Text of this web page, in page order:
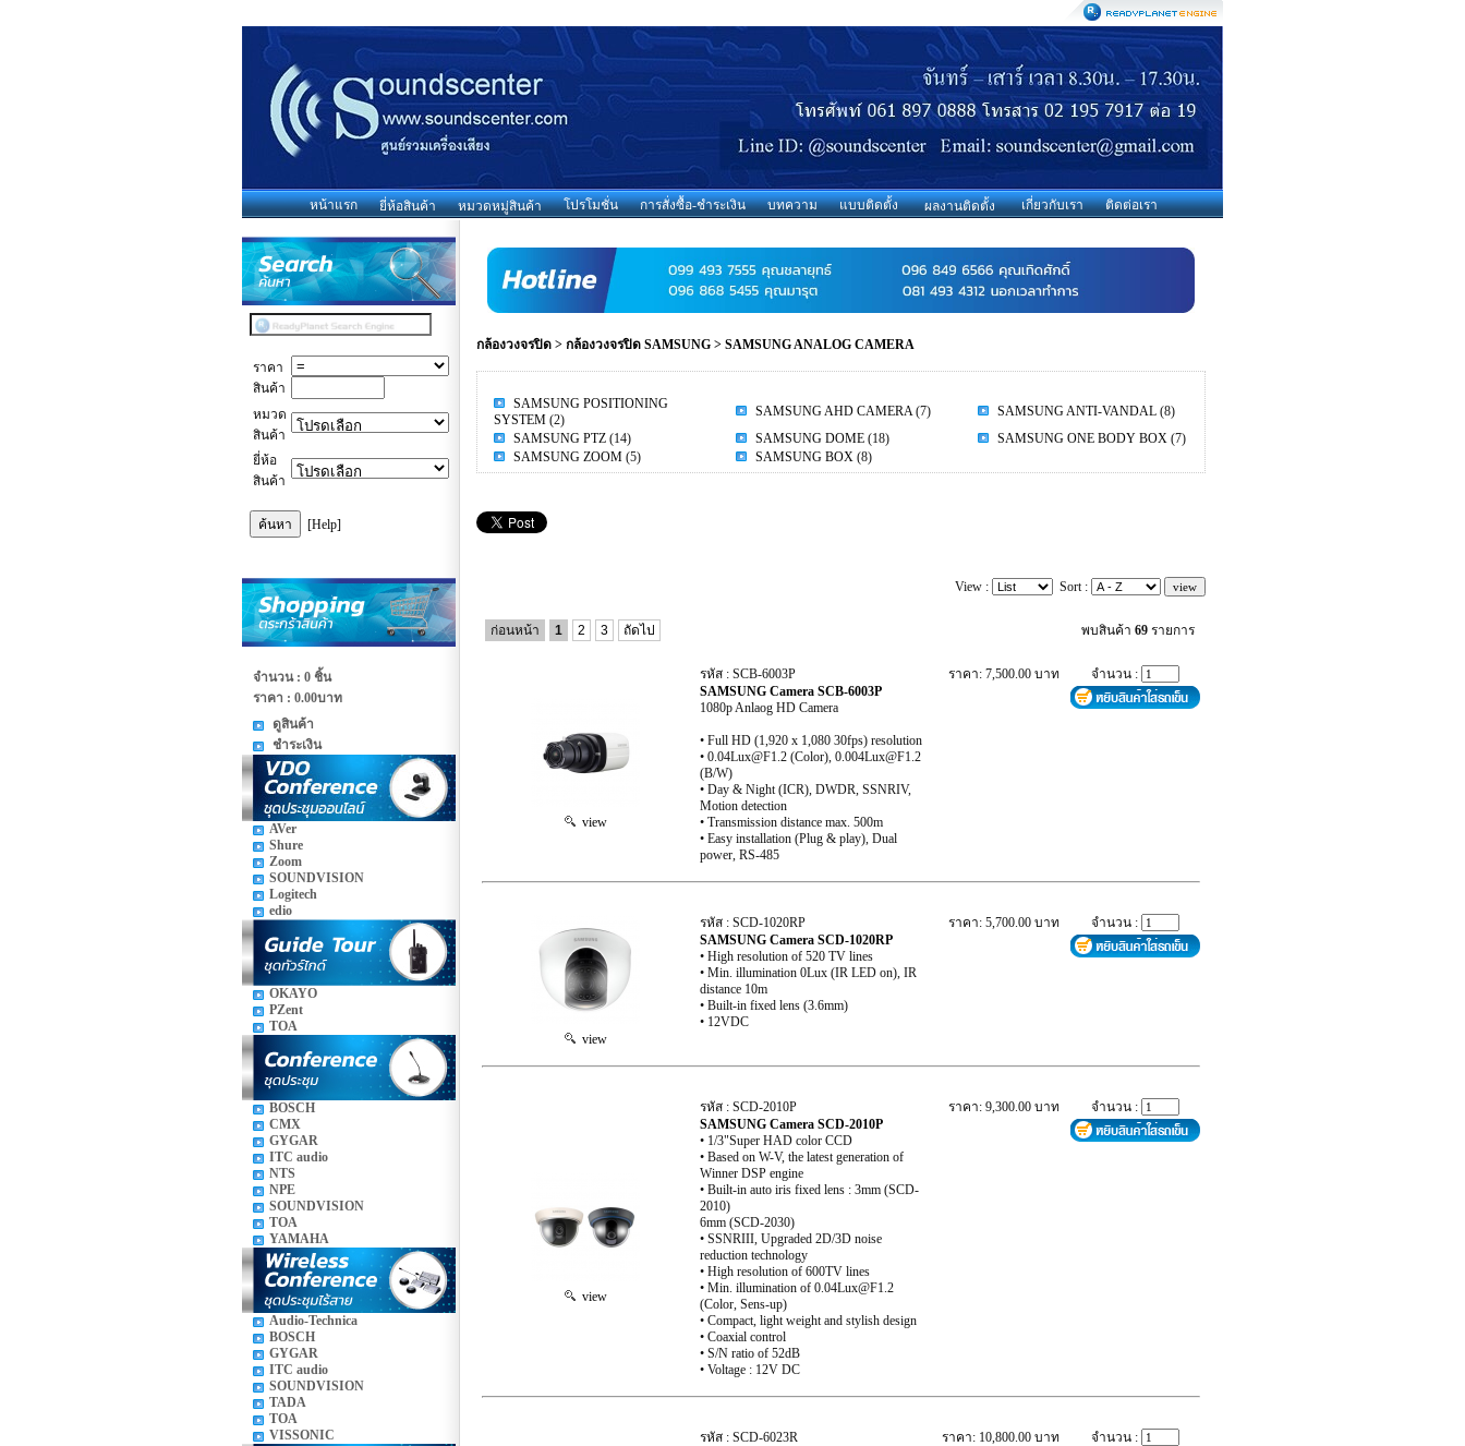
หน้าแรก ยี่ห้อสินค้า หมวดหมู่สินค้า โปรโมชั่น การสั่งซื้อ-ชำระเงิน บทความ แบบติดตั้ง ผลงานติดตั้ง เกี่ยวกับเรา ติดต่อเรา
ราคา
สินค้า
หมวด
สินค้า
ยี่ห้อ
สินค้า
[Help]
จำนวน : 0 ชิ้น
ราคา : 0.00บาท
ดูสินค้า
ชำระเงิน
AVer
Shure
Zoom
SOUNDVISION
Logitech
edio
OKAYO
PZent
TOA
BOSCH
CMX
GYGAR
ITC audio
NTS
NPE
SOUNDVISION
TOA
YAMAHA
Audio-Technica
BOSCH
GYGAR
ITC audio
SOUNDVISION
TADA
TOA
VISSONIC
กล้องวงจรปิด >กล้องวงจรปิด SAMSUNG>SAMSUNG ANALOG CAMERA
SAMSUNG POSITIONING
SYSTEM (2)
SAMSUNG AHD CAMERA(7) SAMSUNG ANTI-VANDAL (8)
SAMSUNG PTZ (14) SAMSUNG DOME (18) SAMSUNG ONE BODY BOX (7)
SAMSUNG ZOOM (5) SAMSUNG BOX (8)
View : Sort :
ก่อนหน้า 1 2 3 ถัดไป พบสินค้า69 รายการ
view
รหัส : SCB-6003P
SAMSUNG Camera SCB-6003P
1080p Anlaog HD Camera
• Full HD (1,920 x 1,080 30fps) resolution
• 0.04Lux@F1.2 (Color), 0.004Lux@F1.2
(B/W)
• Day & Night (ICR), DWDR, SSNRIV,
Motion detection
• Transmission distance max. 500m
• Easy installation (Plug & play), Dual
power, RS-485
ราคา: 7,500.00 บาท จำนวน :
view
รหัส : SCD-1020RP
SAMSUNG Camera SCD-1020RP
• High resolution of 520 TV lines
• Min. illumination 0Lux (IR LED on), IR
distance 10m
• Built-in fixed lens (3.6mm)
• 12VDC
ราคา: 5,700.00 บาท จำนวน :
view
รหัส : SCD-2010P
SAMSUNG Camera SCD-2010P
• 1/3"Super HAD color CCD
• Based on W-V, the latest generation of
Winner DSP engine
• Built-in auto iris fixed lens : 3mm (SCD-
2010)
6mm (SCD-2030)
• SSNRIII, Upgraded 2D/3D noise
reduction technology
• High resolution of 600TV lines
• Min. illumination of 0.04Lux@F1.2
(Color, Sens-up)
• Compact, light weight and stylish design
• Coaxial control
• S/N ratio of 52dB
• Voltage : 12V DC
ราคา: 9,300.00 บาท จำนวน :
รหัส : SCD-6023R
ราคา: 10,800.00 บาท จำนวน :